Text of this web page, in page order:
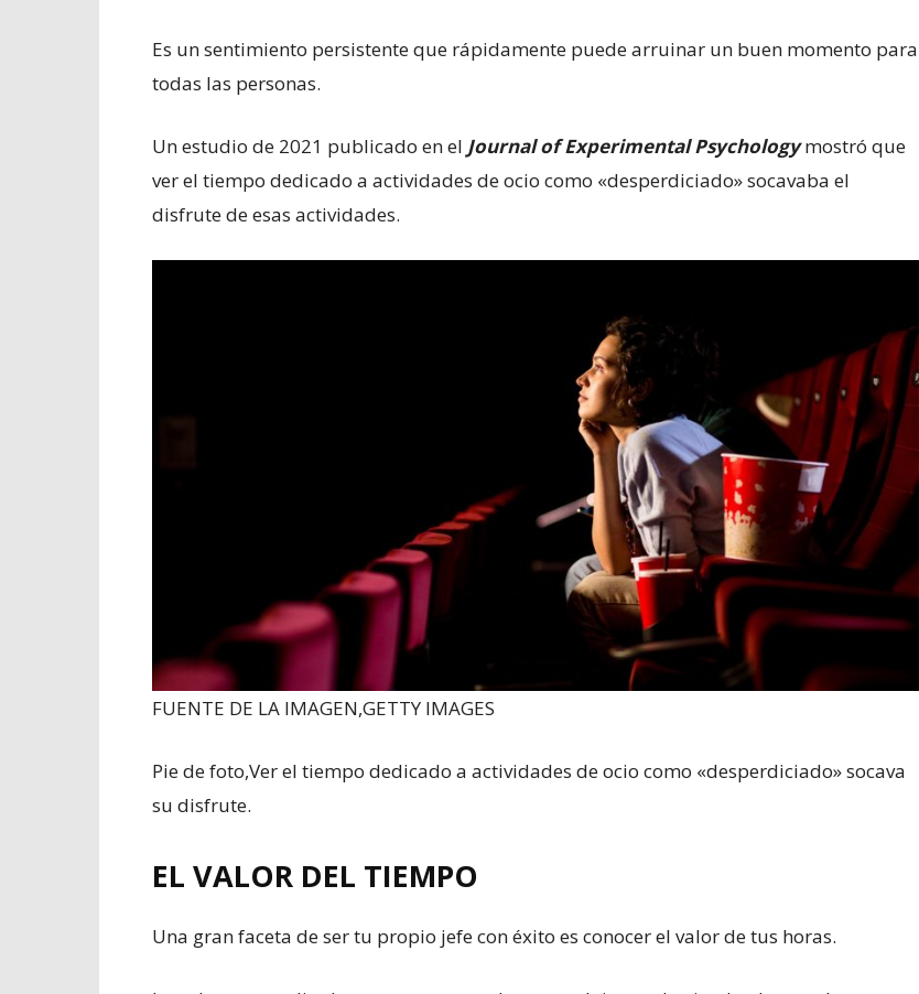
Es un sentimiento persistente que rápidamente puede arruinar un buen momento para
todas las personas.
Un estudio de 2021 publicado en el Journal of Experimental Psychologymostró que
ver el tiempo dedicado a actividades de ocio como «desperdiciado» socavaba el
disfrute de esas actividades.
FUENTE DE LA IMAGEN,GETTY IMAGES
Pie de foto,Ver el tiempo dedicado a actividades de ocio como «desperdiciado» socava
su disfrute.
EL VALOR DEL TIEMPO
Una gran faceta de ser tu propio jefe con éxito es conocer el valor de tus horas.